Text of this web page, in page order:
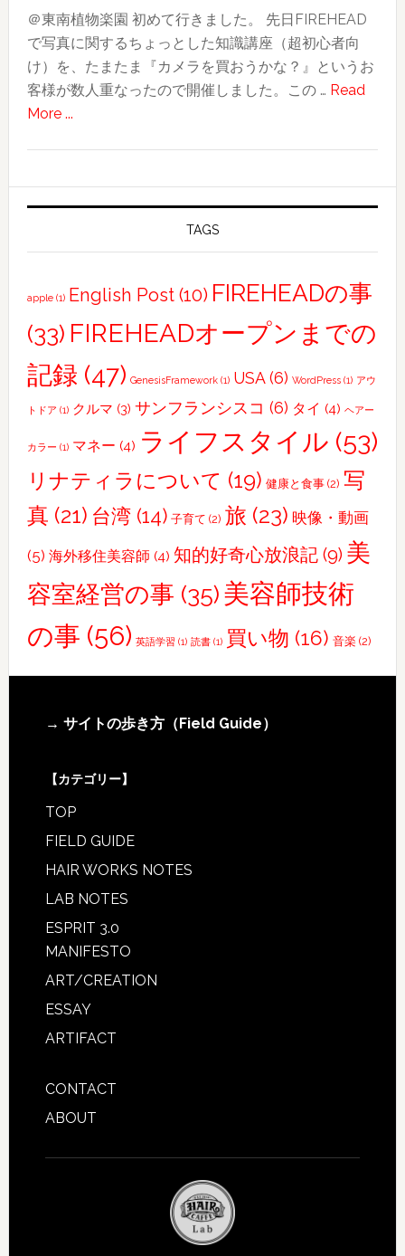
理
容
師
さ
ん、
談
れ
＠東南植物楽園 初めて行きました。 先日FIREHEAD
で写真に関するちょっとした知識講座（超初心者向
け）を、たまたま『カメラを買おうかな？』というお
客様が数人重なったので開催しました。この … Read
More ...about
真
部！
客
と
写
真
を
り
に
っ
て
ま
し
た
TAGS
apple(1) English Post(10) FIREHEADの事
(33) FIREHEADオープンまでの
記録 (47) GenesisFramework(1) USA(6) WordPress(1) アウ
トドア (1) クルマ (3) サンフランシスコ (6) タイ (4) ヘアー
カラー (1) マネー (4) ライフスタイル (53)
リナティラについて (19) 健康と食事(2) 写
真 (21) 台湾(14) 子育て (2) 旅 (23) 映像・動画
(5) 海外移住美容師 (4) 知的好奇心放浪記(9) 美
容室経営の事 (35)美容師技術
の事 (56) 英語学習 (1) 読書(1) 買い物 (16) 音楽(2)
Footer
→ サイトの歩き方（Field Guide）
【カテゴリー】
TOP
FIELD GUIDE
HAIR WORKS NOTES
LAB NOTES
ESPRIT 3.0
MANIFESTO
ART/CREATION
ESSAY
ARTIFACT
CONTACT
ABOUT